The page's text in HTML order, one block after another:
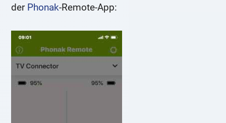
der Phonak-Remote-App: